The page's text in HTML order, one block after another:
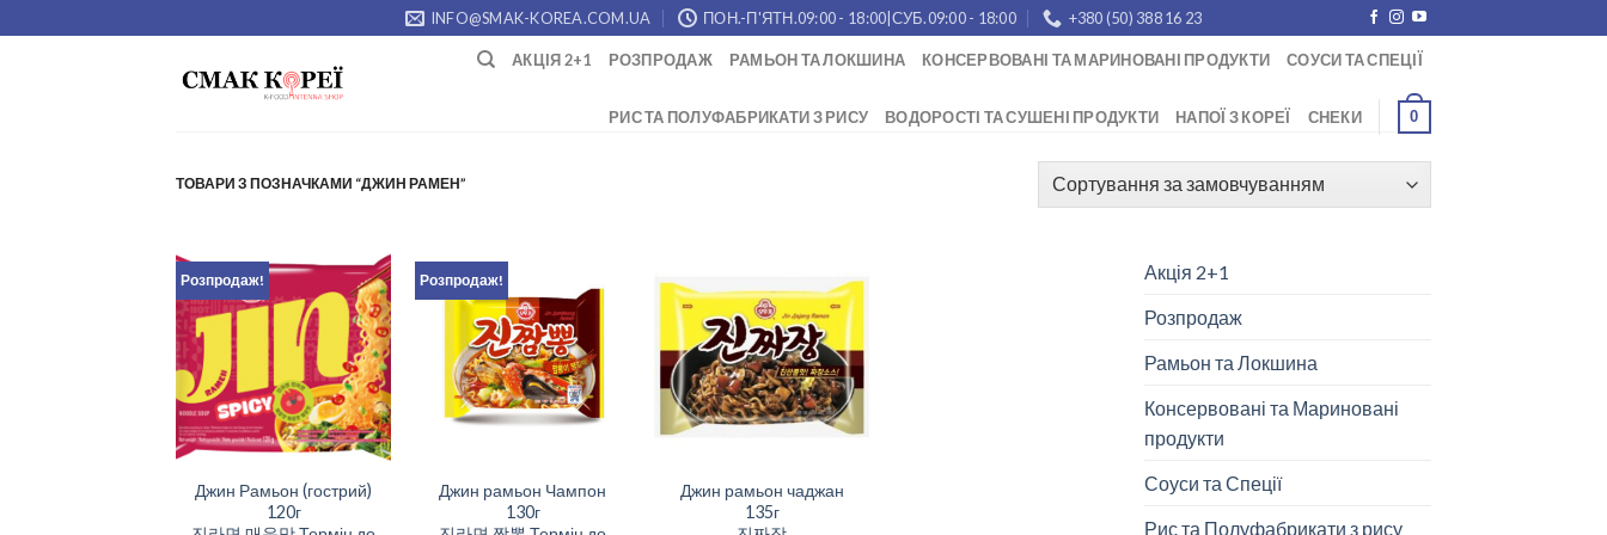
to
INFO@SMAK-KOREA.COM.UA ПОН.-П'ЯТН.09:00 - 18:00|СУБ.09:00 - 18:00 +380 (50) 388 16 23
АКЦІЯ 2+1 РОЗПРОДАЖ РАМЬОН ТА ЛОКШИНА КОНСЕРВОВАНІ ТА МАРИНОВАНІ ПРОДУКТИ СОУСИ ТА СПЕЦІЇ
РИС ТА ПОЛУФАБРИКАТИ З РИСУ ВОДОРОСТІ ТА СУШЕНІ ПРОДУКТИ НАПОЇ З КОРЕЇ СНЕКИ 0
ТОВАРИ З ПОЗНАЧКАМИ “ДЖИН РАМЕН”
Розпродаж!
Джин Рамьон (гострий)
120г
Розпродаж!
Джин рамьон Чампон
130г
Джин рамьон чаджан
135г
Акція 2+1
Розпродаж
Рамьон та Локшина
Консервовані та Мариновані
продукти
Соуси та Спеції
Рис та Полуфабрикати з рису